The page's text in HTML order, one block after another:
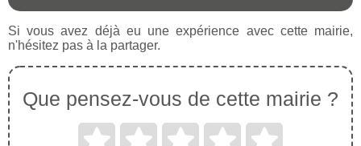
Si vous avez déjà eu une expérience avec cette mairie,
n'hésitez pas à la partager.
Que pensez-vous de cette mairie ?